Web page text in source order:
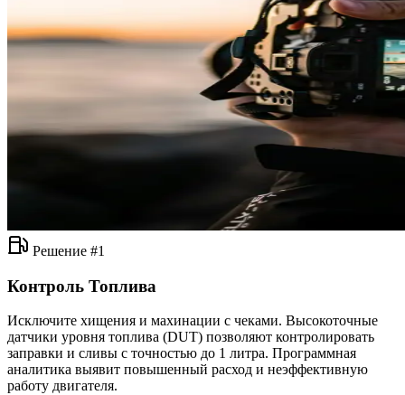
Решение #1
Контроль Топлива
Исключите хищения и махинации с чеками. Высокоточные
датчики уровня топлива (DUT) позволяют контролировать
заправки и сливы с точностью до 1 литра. Программная
аналитика выявит повышенный расход и неэффективную
работу двигателя.